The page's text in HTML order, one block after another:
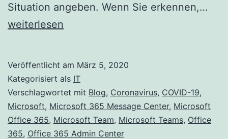
Situation angeben. Wenn Sie erkennen,…
und
weiterlesen
Veröffentlicht am März 5, 2020
Kategorisiert als IT
Verschlagwortet mit Blog, Coronavirus, COVID-19,
Microsoft, Microsoft 365 Message Center, Microsoft
Office 365, Microsoft Team, Microsoft Teams, Office
365, Office 365 Admin Center